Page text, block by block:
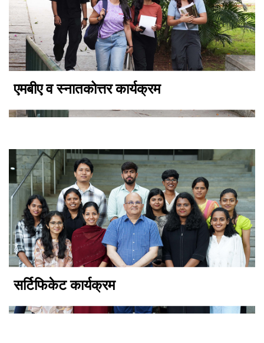
एमबीए व स्नातकोत्तर कार्यक्रम
सर्टिफिकेट कार्यक्रम